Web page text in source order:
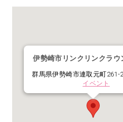
伊勢崎市リンクリンクラウ
群馬県伊勢崎市連取元町261-
イベント